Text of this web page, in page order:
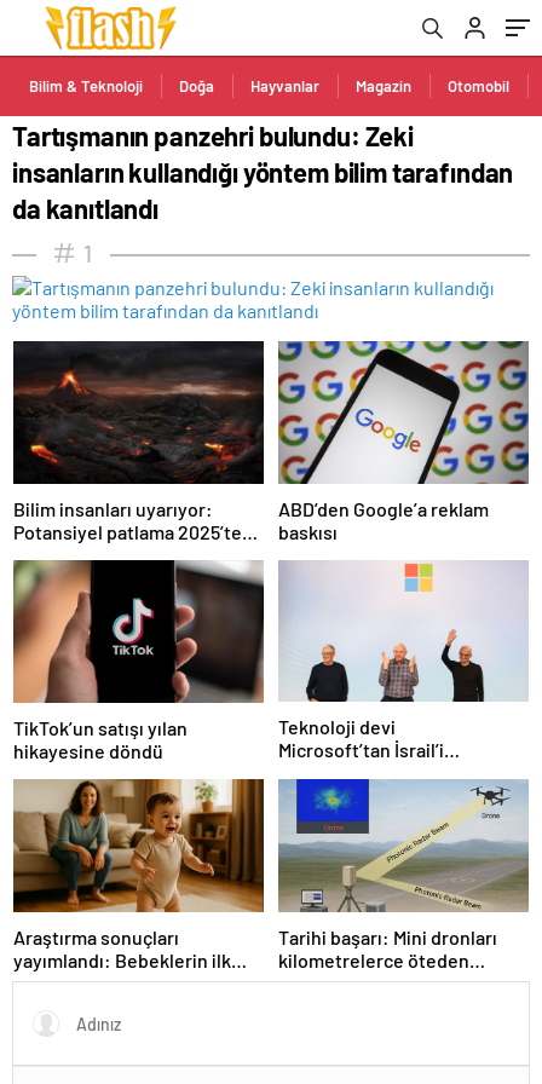
Bilim & Teknoloji Doğa Hayvanlar Magazin Otomobil
da kanıtlandı
Tartışmanın panzehri bulundu: Zeki
insanların kullandığı yöntem bilim tarafından
da kanıtlandı
1
Bilim insanları uyarıyor:
Potansiyel patlama 2025’te
bekleniyor!
ABD’den Google’a reklam
baskısı
TikTok’un satışı yılan
hikayesine döndü
Teknoloji devi
Microsoft’tan İsrail’i
Araştırma sonuçları
yayımlandı: Bebeklerin ilk
adımında genetik ve çevre
Tarihi başarı: Mini dronları
kilometrelerce öteden
saptadı